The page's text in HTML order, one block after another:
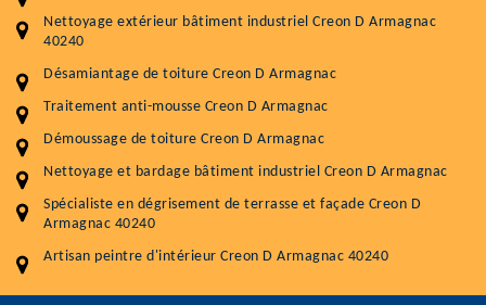
Nettoyage extérieur bâtiment industriel Creon D Armagnac
40240
Désamiantage de toiture Creon D Armagnac
Traitement anti-mousse Creon D Armagnac
Démoussage de toiture Creon D Armagnac
Nettoyage et bardage bâtiment industriel Creon D Armagnac
Spécialiste en dégrisement de terrasse et façade Creon D
Armagnac 40240
Artisan peintre d'intérieur Creon D Armagnac 40240
Service
Démoussage toiture
Traitement hydrofuge toiture
Artisant local recommander